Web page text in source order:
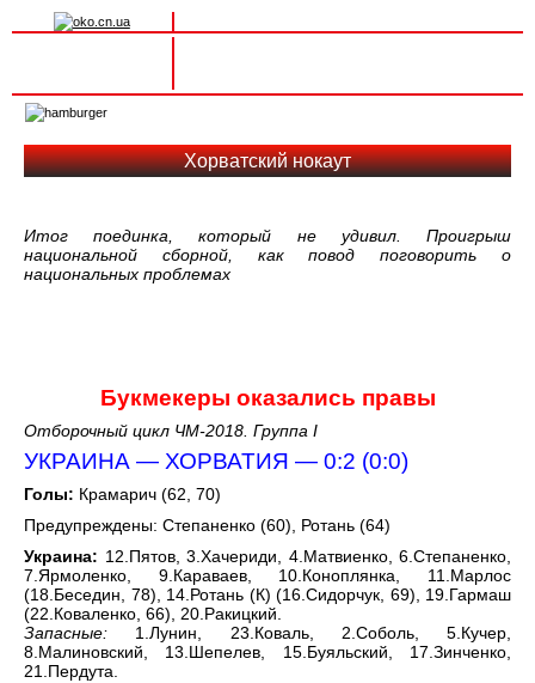
navigation
Хорватский нокаут
Итог поединка, который не удивил. Проигрыш
национальной сборной, как повод поговорить о
национальных проблемах
Букмекеры оказались правы
Отборочный цикл ЧМ-2018. Группа I
УКРАИНА — ХОРВАТИЯ — 0:2 (0:0)
Голы: Крамарич (62, 70)
Предупреждены: Степаненко (60), Ротань (64)
Украина: 12.Пятов, 3.Хачериди, 4.Матвиенко, 6.Степаненко,
7.Ярмоленко, 9.Караваев, 10.Коноплянка, 11.Марлос
(18.Беседин, 78), 14.Ротань (К) (16.Сидорчук, 69), 19.Гармаш
(22.Коваленко, 66), 20.Ракицкий.
Запасные: 1.Лунин, 23.Коваль, 2.Соболь, 5.Кучер,
8.Малиновский, 13.Шепелев, 15.Буяльский, 17.Зинченко,
21.Пердута.